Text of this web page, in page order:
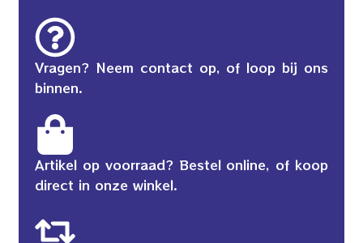
Vragen? Neem contact op, of loop bij ons
binnen.
Artikel op voorraad? Bestel online, of koop
direct in onze winkel.